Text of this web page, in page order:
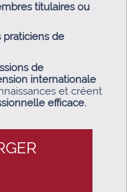
titulaires ou
praticiens de
de
internationale
et créent
efficace.